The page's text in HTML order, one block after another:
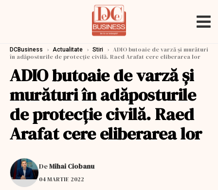
DCBusiness › Actualitate › Stiri › ADIO butoaie de varză şi murături
în adăposturile de protecție civilă. Raed Arafat cere eliberarea lor
ADIO butoaie de varză şi
murături în adăposturile
de protecție civilă. Raed
Arafat cere eliberarea lor
DeMihai Ciobanu
04 MARTIE 2022